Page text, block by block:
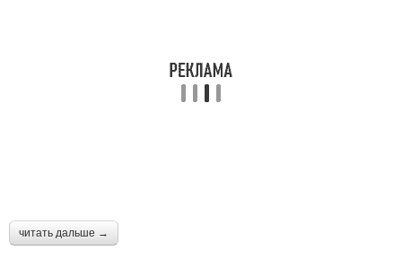
читать дальше →